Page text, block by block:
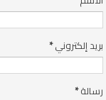
بريد إلكتروني*
رسالة*